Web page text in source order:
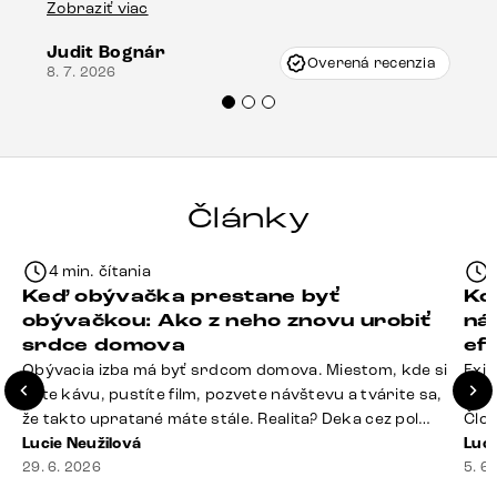
Vincze pri riešení mojej záležitosti pristúpili
veľmi korektne. Odporúčam produkty Delife
Zobraziť viac
Judit Bognár
8. 7. 2026 Overená recenzia
Články
4 min. čítania
Keď obývačka prestane byť
obývačkou: Ako z neho znovu urobiť
srdce domova
Obývacia izba má byť srdcom domova. Miestom, kde si
dáte kávu, pustíte film, pozvete návštevu a tvárite sa,
že takto upratané máte stále. Realita? Deka cez pol
sedačky, ovládač záhadne zmizol, konferenčný stolík
slúži ako odkladisko všetkého od účteniek po balzam
Lucie Neužilová
29. 6. 2026
si
5.